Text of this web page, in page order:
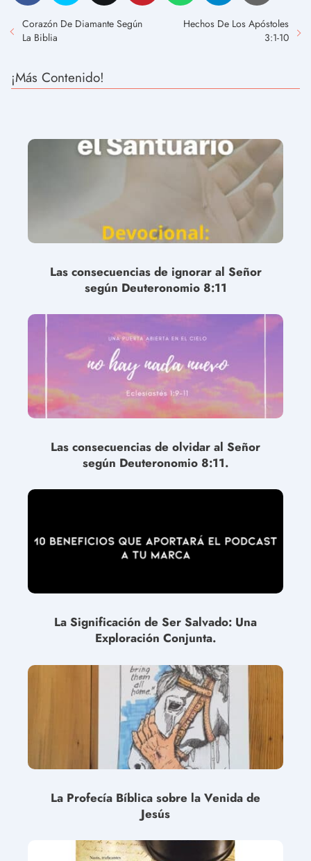
Corazón De Diamante Según
La Biblia
Hechos De Los Apóstoles
3:1-10
¡Más Contenido!
Las consecuencias de ignorar al Señor
según Deuteronomio 8:11
Las consecuencias de olvidar al Señor
según Deuteronomio 8:11.
La Significación de Ser Salvado: Una
Exploración Conjunta.
La Profecía Bíblica sobre la Venida de
Jesús